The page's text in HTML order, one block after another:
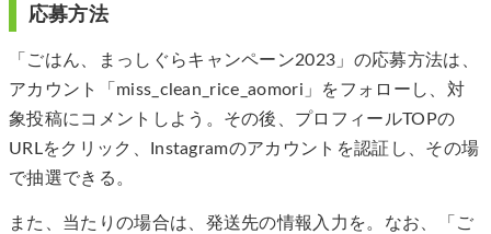
応募方法
「ごはん、まっしぐらキャンペーン2023」の応募方法は、
アカウント「miss_clean_rice_aomori」をフォローし、対
象投稿にコメントしよう。その後、プロフィールTOPの
URLをクリック、Instagramのアカウントを認証し、その場
で抽選できる。
また、当たりの場合は、発送先の情報入力を。なお、「ご